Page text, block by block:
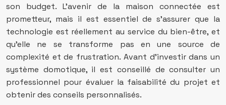
son budget. L’avenir de la maison connectée est
prometteur, mais il est essentiel de s’assurer que la
technologie est réellement au service du bien-être, et
qu’elle ne se transforme pas en une source de
complexité et de frustration. Avant d’investir dans un
système domotique, il est conseillé de consulter un
professionnel pour évaluer la faisabilité du projet et
obtenir des conseils personnalisés.